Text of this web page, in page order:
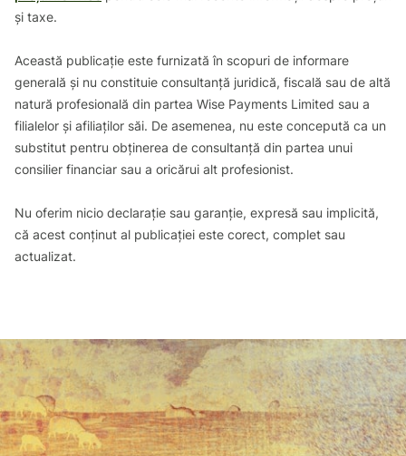
și taxe.
Această publicație este furnizată în scopuri de informare
generală și nu constituie consultanță juridică, fiscală sau de altă
natură profesională din partea Wise Payments Limited sau a
filialelor și afiliaților săi. De asemenea, nu este concepută ca un
substitut pentru obținerea de consultanță din partea unui
consilier financiar sau a oricărui alt profesionist.
Nu oferim nicio declarație sau garanție, expresă sau implicită,
că acest conținut al publicației este corect, complet sau
actualizat.